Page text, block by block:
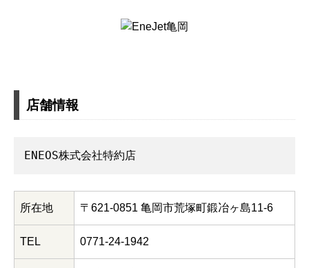
店舗情報
ENEOS株式会社特約店
所在地 〒621-0851 亀岡市荒塚町鍛冶ヶ島11-6
TEL 0771-24-1942